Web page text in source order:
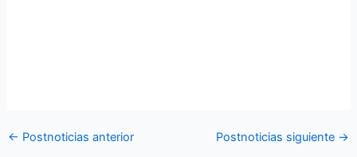
← Postnoticias anterior Postnoticias siguiente →